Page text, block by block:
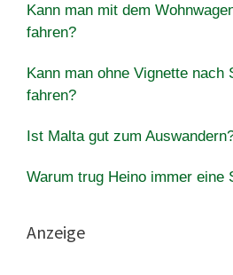
Kann man mit dem
fahren?
Kann man ohne Vignette nach
fahren?
Ist Malta gut zum
Warum trug Heino immer eine
Anzeige